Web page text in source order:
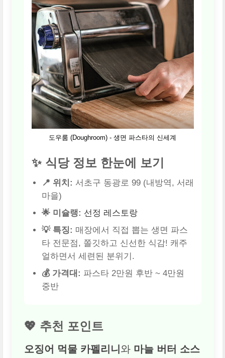
도우룸 (Doughroom) - 생면 파스타의 신세계
✨ 식당 정보 한눈에 보기
📍 위치: 서초구 동광로 99 (내방역, 서래
마을)
🌟 미슐랭: 선정 레스토랑
💡 특징: 매장에서 직접 뽑는 생면 파스
타 전문점, 쫄깃하고 신선한 식감! 캐주
얼하면서 세련된 분위기.
💰 가격대: 파스타 2만원 후반 ~ 4만원
중반
💖 추천 포인트
오징어 먹물 카펠리니 와 마늘 버터 소스